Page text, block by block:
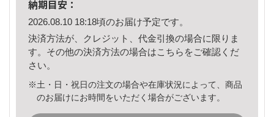
納期目安：
2026.08.10 18:18頃のお届け予定です。
決済方法が、クレジット、代金引換の場合に限りま
す。その他の決済方法の場合はこちら をご確認くだ
さい。
※土・日・祝日の注文の場合や在庫状況によって、商品
のお届けにお時間をいただく場合がございます。